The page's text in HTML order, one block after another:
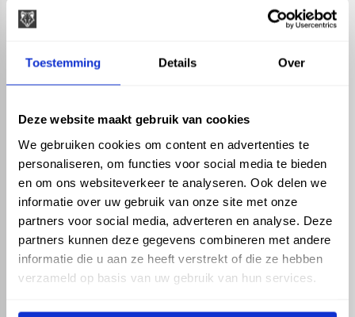
Toestemming Details Over
Deze website maakt gebruik van cookies
We gebruiken cookies om content en advertenties te
personaliseren, om functies voor social media te bieden
en om ons websiteverkeer te analyseren. Ook delen we
informatie over uw gebruik van onze site met onze
partners voor social media, adverteren en analyse. Deze
partners kunnen deze gegevens combineren met andere
informatie die u aan ze heeft verstrekt of die ze hebben
verzameld op basis van uw gebruik van hun services.
ASSORTIMENT
Hemelwaterafvoer
Drukleiding
Beregening
KENNIS EN HULP
Klantenservice
Kennisbank
phone_enabled +31 416 75 02 55
mail info@vosproducts.nl
check_circleDé bouwmarkt van Altena
check_circle Direct uit grote voorraad geleverd met eigen transport
check_circleLevering in NL en BE